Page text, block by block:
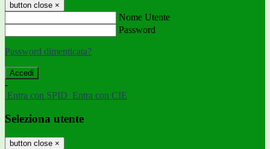
button close ×
Nome Utente
Password
Password dimenticata?
-
Entra con SPID Entra con CIE
Seleziona utente
button close ×